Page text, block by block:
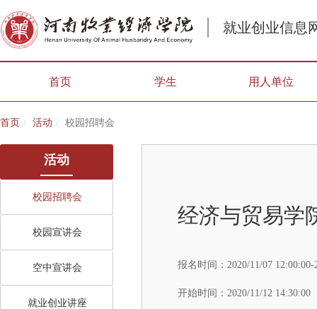
就业创业信息
首页 学生 用人单位
首页 活动 校园招聘会
活动
校园招聘会
校园宣讲会
空中宣讲会
就业创业讲座
经济与贸易学
报名时间： 2020/11/07
开始时间： 2020/11/12 14:30:00